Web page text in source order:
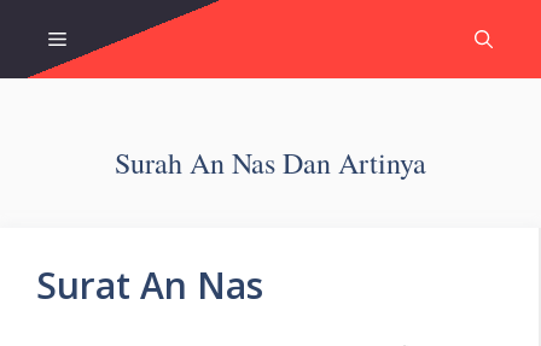
content
Menu
Surah An Nas Dan Artinya
Surat An Nas